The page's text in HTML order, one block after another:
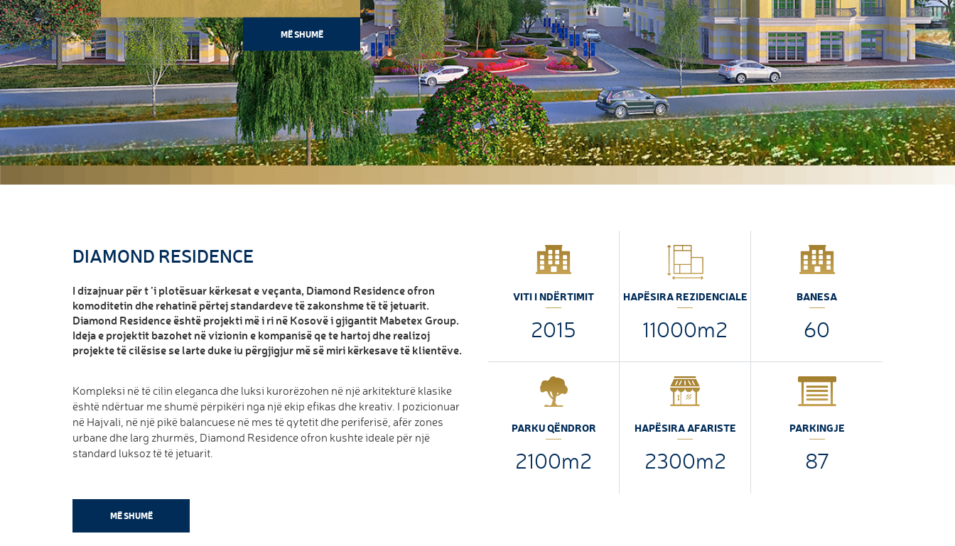
MË SHUMË
DIAMOND RESIDENCE
I dizajnuar për t ’i plotësuar kërkesat e veçanta, Diamond Residence ofron
komoditetin dhe rehatinë përtej standardeve të zakonshme të të jetuarit.
Diamond Residence është projekti më i ri në Kosovë i gjigantit Mabetex Group.
Ideja e projektit bazohet në vizionin e kompanisë qe te hartoj dhe realizoj
projekte të cilësise se larte duke iu përgjigjur më së miri kërkesave të klientëve.
Kompleksi në të cilin eleganca dhe luksi kurorëzohen në një arkitekturë klasike
është ndërtuar me shumë përpikëri nga një ekip efikas dhe kreativ. I pozicionuar
në Hajvali, në një pikë balancuese në mes të qytetit dhe periferisë, afër zones
urbane dhe larg zhurmës, Diamond Residence ofron kushte ideale për një
standard luksoz të të jetuarit.
MË SHUMË
VITI I NDËRTIMIT
2015
HAPËSIRA REZIDENCIALE
11000m2
BANESA
60
PARKU QËNDROR
2100m2
HAPËSIRA AFARISTE
2300m2
PARKINGJE
87